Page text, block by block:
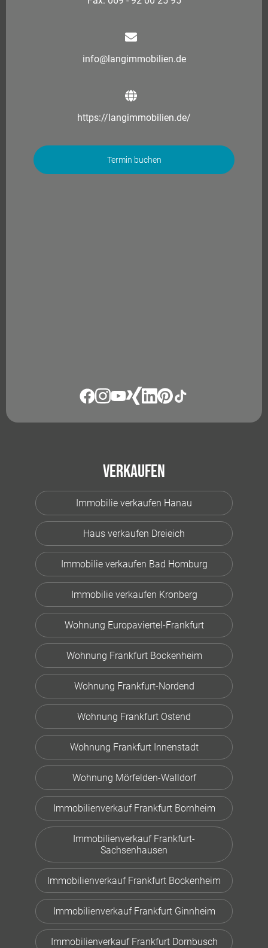
info@langimmobilien.de
https://langimmobilien.de/
Termin buchen
Verkaufen
Immobilie verkaufen Hanau
Haus verkaufen Dreieich
Immobilie verkaufen Bad Homburg
Immobilie verkaufen Kronberg
Wohnung Europaviertel-Frankfurt
Wohnung Frankfurt Bockenheim
Wohnung Frankfurt-Nordend
Wohnung Frankfurt Ostend
Wohnung Frankfurt Innenstadt
Wohnung Mörfelden-Walldorf
Immobilienverkauf Frankfurt Bornheim
Immobilienverkauf Frankfurt-
Sachsenhausen
Immobilienverkauf Frankfurt Bockenheim
Immobilienverkauf Frankfurt Ginnheim
Immobilienverkauf Frankfurt Dornbusch